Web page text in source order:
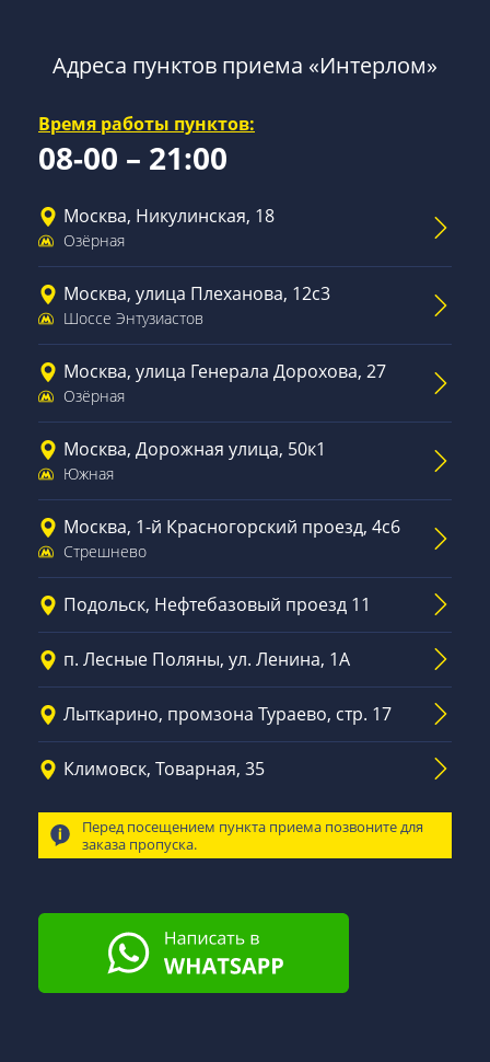
Адреса пунктов приема «Интерлом»
Время работы пунктов:
08-00 – 21:00
Москва, Никулинская, 18
Озёрная
Москва, улица Плеханова, 12с3
Шоссе Энтузиастов
Москва, улица Генерала Дорохова, 27
Озёрная
Москва, Дорожная улица, 50к1
Южная
Москва, 1-й Красногорский проезд, 4с6
Стрешнево
Подольск, Нефтебазовый проезд 11
п. Лесные Поляны, ул. Ленина, 1А
Лыткарино, промзона Тураево, стр. 17
Климовск, Товарная, 35
Перед посещением пункта приема позвоните для
заказа пропуска.